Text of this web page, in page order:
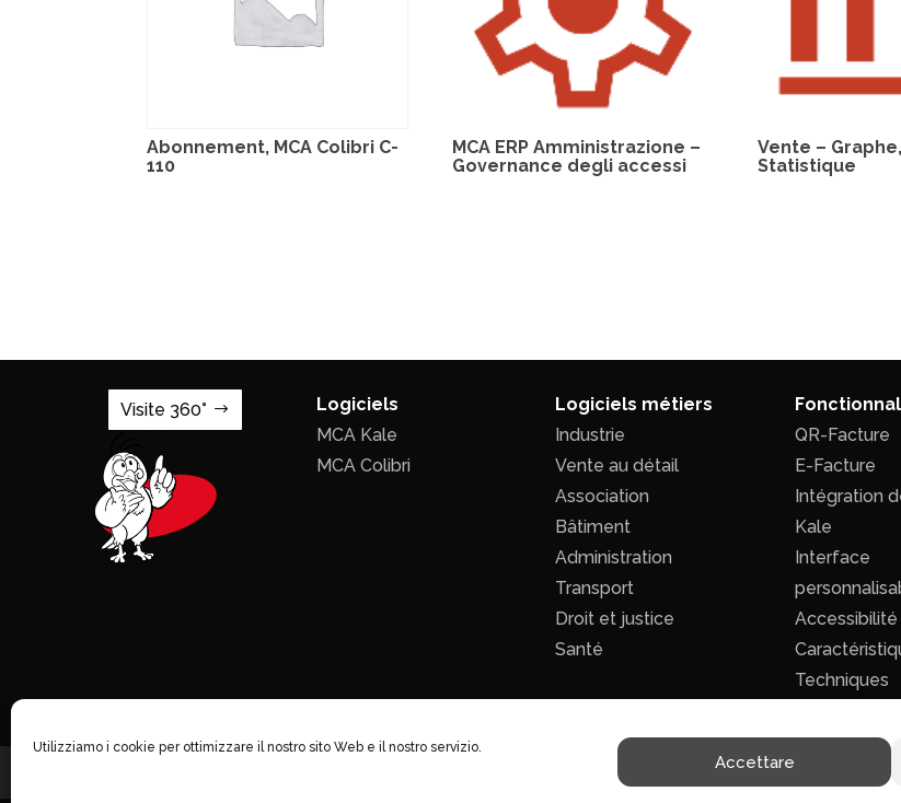
Utilizziamo i cookie per ottimizzare il nostro sito Web e il nostro servizio.
Accettare
Abonnement, MCA Colibri C-
110
MCA ERP Amministrazione –
Governance degli accessi
Vente –
Statistique
Visite 360°
Logiciels
MCA Kale
MCA Colibri
Logiciels métiers
Industrie
Vente au détail
Association
Bâtiment
Administration
Transport
Droit et justice
Santé
QR-Facture
E-Facture
Intégration
Kale
Interface
Accessibilité
Techniques
Politique de confidentialité | Conditions générales